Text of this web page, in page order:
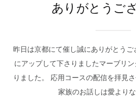
ありがとうご
昨日は京都にて催し誠にありがとう
にアップして下さりましたマーブリ
りました。 応用コースの配信を拝見
家族のお話しは愛より